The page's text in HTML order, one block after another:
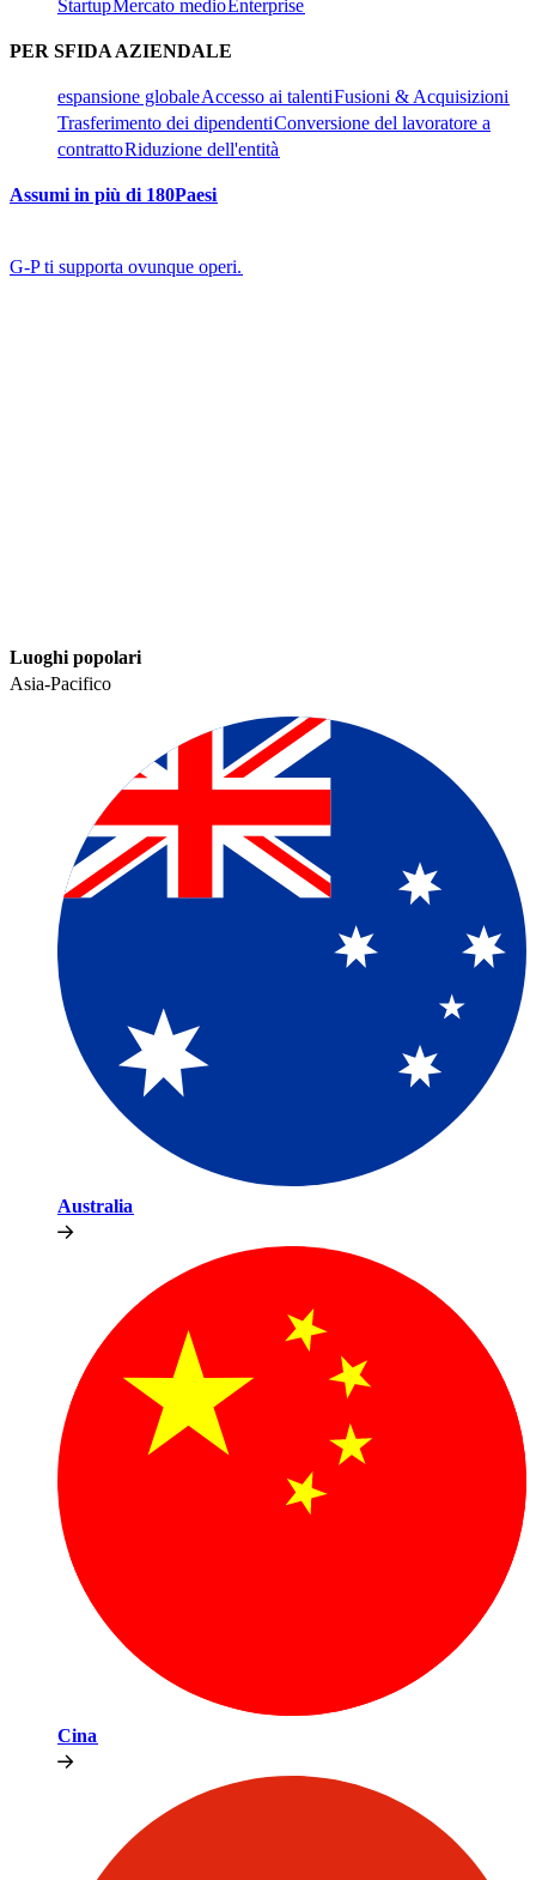
Startup​​Mercato medio​​ Enterprise​​
PER SFIDA AZIENDALE​​
espansione globale​​Accesso ai talenti​​Fusioni & Acquisizioni​​
Trasferimento dei dipendenti​​Conversione del lavoratore a
contratto​​Riduzione dell'entità​​
Assumi in più di 180Paesi​​
G-P ti supporta ovunque operi.​​
Luoghi popolari​​
Asia-Pacifico​​
Australia​​
Cina​​